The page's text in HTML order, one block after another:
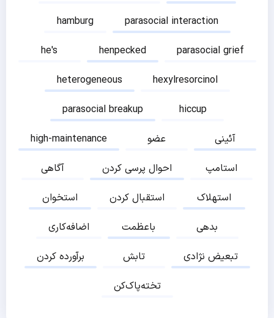
hamburg
parasocial interaction
he's
henpecked
parasocial grief
heterogeneous
hexylresorcinol
parasocial breakup
hiccup
high-maintenance
عضو
آئینی
آگاهی
احوال پرسی کردن
استامپ
استخوان
استقبال کردن
استهلاک
اضافه‌کاری
باعظمت
بدهی
برآورده کردن
تابش
تبعیض نژادی
تخته‌پاک‌کن